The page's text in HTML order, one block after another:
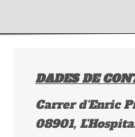
DADES DE
Carrer d'Enric
08901,